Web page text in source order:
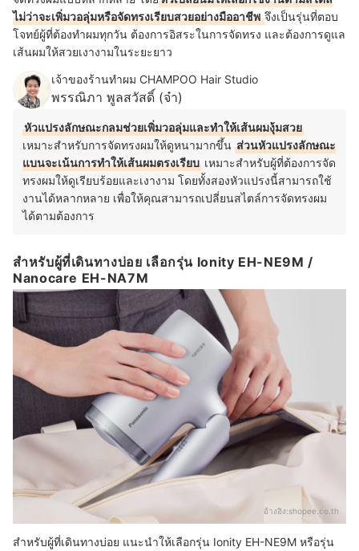
ไม่ว่าจะเพิ่มวอลุ่มหรือจัดทรงเรียบสวยอย่างมืออาชีพจึงเป็นรุ่นที่ตอบ
โจทย์ผู้ที่ต้องทำผมทุกวัน ต้องการอิสระในการจัดทรง และต้องการดูแล
เส้นผมให้สวยเงางามในระยะยาว
เจ้าของร้านทำผม CHAMPOO Hair Studio
พรรณิภา พูลสวัสดิ์ (จ๋า)
หัวแปรงลักษณะกลมช่วยเพิ่มวอลุ่มและทำให้เส้นผมงุ้มสวย
เหมาะสำหรับการจัดทรงผมให้ดูหนามากขึ้น ส่วนหัวแปรงลักษณะ
แบนจะเน้นการทำให้เส้นผมตรงเรียบ เหมาะสำหรับผู้ที่ต้องการจัด
ทรงผมให้ดูเรียบร้อยและเงางาม โดยทั้งสองหัวแปรงนี้สามารถใช้
งานได้หลากหลาย เพื่อให้คุณสามารถเปลี่ยนสไตล์การจัดทรงผม
ได้ตามต้องการ
สำหรับผู้ที่เดินทางบ่อย เลือกรุ่น Ionity EH-NE9M /
Nanocare EH-NA7M
อ้างอิง:shopee.co.th
สำหรับผู้ที่เดินทางบ่อย แนะนำให้เลือกรุ่น Ionity EH-NE9M หรือรุ่น